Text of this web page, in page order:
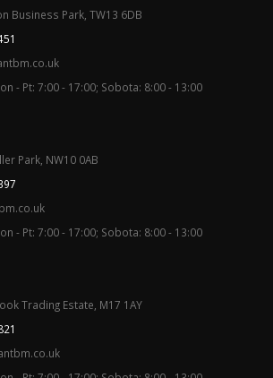
Business Park, TW13 6DB
- Pt: 7:00 - 17:00; Sobota: 8:00 - 13:00
Park, NW10 0AB
- Pt: 7:00 - 17:00; Sobota: 8:00 - 13:00
Trading Estate, M17 1AY